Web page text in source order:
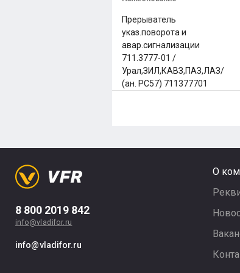
Прерыватель
указ.поворота и
авар.сигнализации
711.3777-01 /
Урал,ЗИЛ,КАВЗ,ПАЗ,ЛАЗ/
(ан. РС57) 711377701
8 800 2019 842
info@vladifor.ru
info@vladifor.ru
О